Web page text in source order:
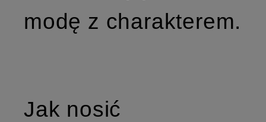
modę z charakterem.
Jak nosić